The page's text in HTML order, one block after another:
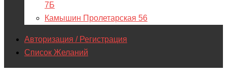
7Б
Камышин Пролетарская 56
Авторизация / Регистрация
Список Желаний